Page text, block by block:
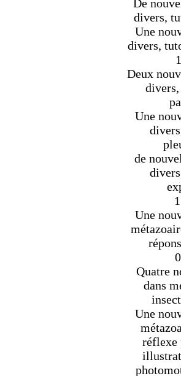
De
divers,
Une
divers,
Deux
Une
de
Une
Quatre
dans
Une
réflexe